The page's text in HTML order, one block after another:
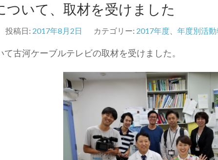
ついて、取材を受けました
投稿日: 2017年8月2日 カテゴリー: 2017年度 年度別活
て古河ケーブルテレビの取材を受けました。